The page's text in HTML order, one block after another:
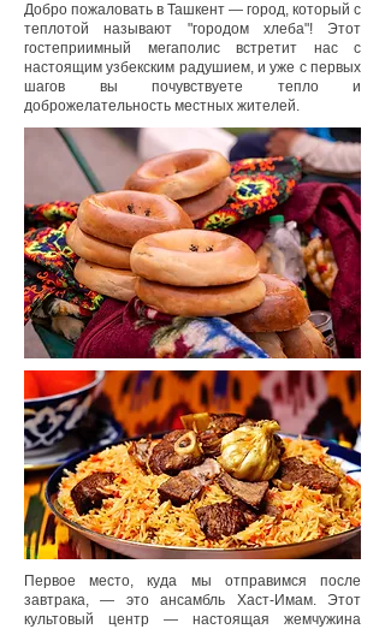
Добро пожаловать в Ташкент — город, который с
теплотой называют "городом хлеба"! Этот
гостеприимный мегаполис встретит нас с
настоящим узбекским радушием, и уже с первых
шагов вы почувствуете тепло и
доброжелательность местных жителей.
Первое место, куда мы отправимся после
завтрака, — это ансамбль Хаст-Имам. Этот
культовый центр — настоящая жемчужина